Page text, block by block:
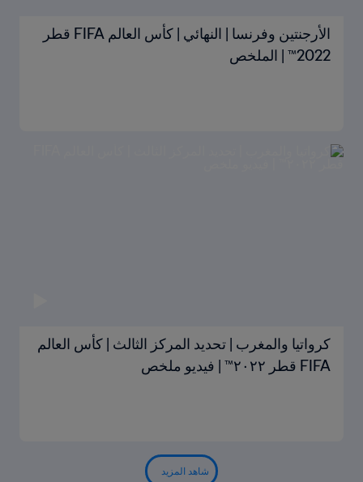
الأرجنتين وفرنسا | النهائي | كأس العالم FIFA قطر
2022™ | الملخص
كرواتيا والمغرب | تحديد المركز الثالث | كأس العالم
FIFA قطر ٢٠٢٢™ | فيديو ملخص
شاهد المزيد